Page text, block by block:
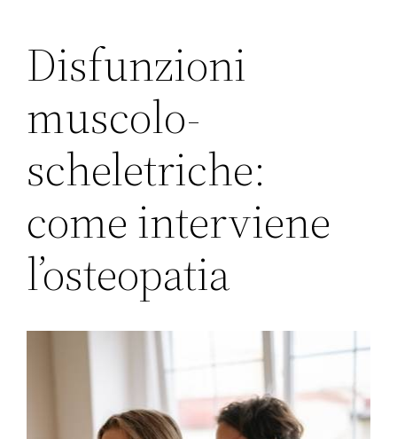
Disfunzioni
muscolo-
scheletriche:
come interviene
l’osteopatia